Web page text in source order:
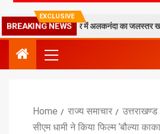
EXCLUSIVE
BREAKING NEWS
गिरा मलबा, श्रीनगर में अलकनंदा का जलस्तर खतरे से नीचे
Home राज्य समाचार
उत्तराखण्ड
सीएम धामी ने किया फिल्म ‘बौल्या